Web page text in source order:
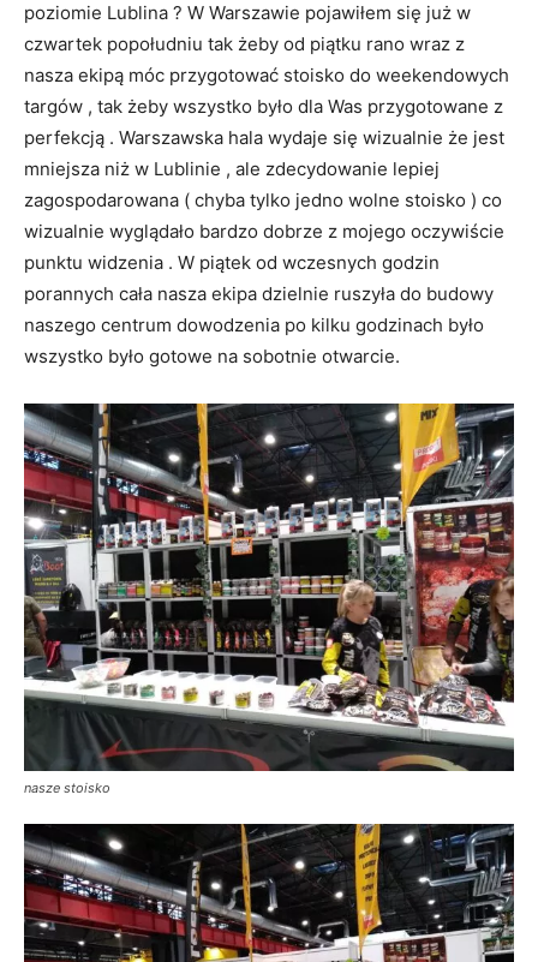
poziomie Lublina ? W Warszawie pojawiłem się już w
czwartek popołudniu tak żeby od piątku rano wraz z
nasza ekipą móc przygotować stoisko do weekendowych
targów , tak żeby wszystko było dla Was przygotowane z
perfekcją . Warszawska hala wydaje się wizualnie że jest
mniejsza niż w Lublinie , ale zdecydowanie lepiej
zagospodarowana ( chyba tylko jedno wolne stoisko ) co
wizualnie wyglądało bardzo dobrze z mojego oczywiście
punktu widzenia . W piątek od wczesnych godzin
porannych cała nasza ekipa dzielnie ruszyła do budowy
naszego centrum dowodzenia po kilku godzinach było
wszystko było gotowe na sobotnie otwarcie.
nasze stoisko